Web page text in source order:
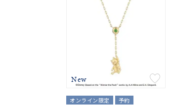
石の色
ファッションテイスト
着用シーン
New
オンライン限定 予約